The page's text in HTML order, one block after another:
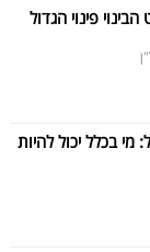
הבינוי פינוי הגדול
בכלל יכול להיות